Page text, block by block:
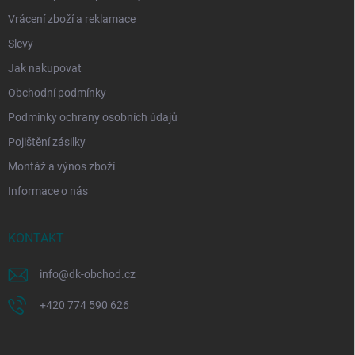
Vrácení zboží a reklamace
Slevy
Jak nakupovat
Obchodní podmínky
Podmínky ochrany osobních údajů
Pojištění zásilky
Montáž a výnos zboží
Informace o nás
KONTAKT
info@dk-obchod.cz
+420 774 590 626